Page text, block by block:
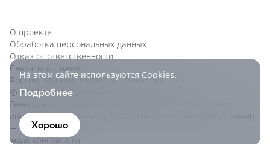
О проекте
Обработка персональных данных
Отказ от ответственности
Связаться с нами
Россия, Москва, 117997, ул. Вавилова, 19
© 1997—ПАО Сбербанк
Генеральная лицензия на осуществление банковских
операций от 11 августа 2015 года. Регистрационный номер
— 1481.
www.sberbank.ru
На этом сайте используются Cookies.
Подробнее
Хорошо